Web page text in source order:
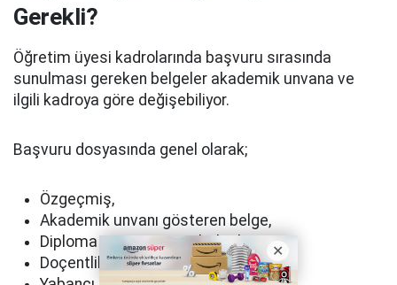
Gerekli?
Öğretim üyesi kadrolarında başvuru sırasında
sunulması gereken belgeler akademik unvana ve
ilgili kadroya göre değişebiliyor.
Başvuru dosyasında genel olarak;
Özgeçmiş,
Akademik unvanı gösteren belge,
Diploma ve mezuniyet belgeleri,
Doçentlik belgesi,